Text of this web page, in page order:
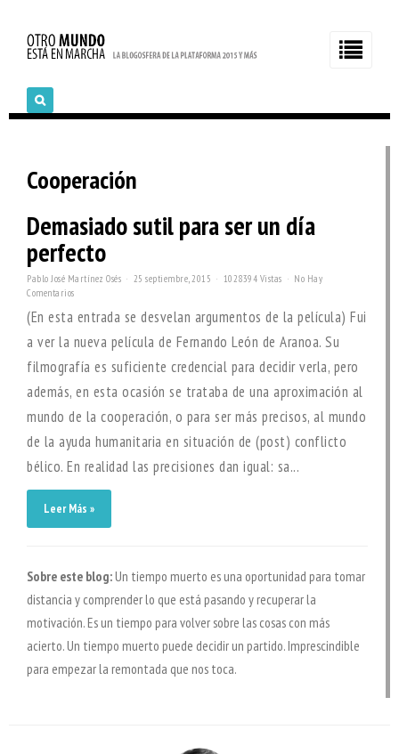
Cooperación
Demasiado sutil para ser un día
perfecto
Pablo José Martínez Osés 25 septiembre, 2015 1028394 Vistas
No Hay
Comentarios
(En esta entrada se desvelan argumentos de la película) Fui
a ver la nueva película de Fernando León de Aranoa. Su
filmografía es suficiente credencial para decidir verla, pero
además, en esta ocasión se trataba de una aproximación al
mundo de la cooperación, o para ser más precisos, al mundo
de la ayuda humanitaria en situación de (post) conflicto
bélico. En realidad las precisiones dan igual: sa...
Leer Más »
Sobre este blog:Un tiempo muerto es una oportunidad para tomar
distancia y comprender lo que está pasando y recuperar la
motivación. Es un tiempo para volver sobre las cosas con más
acierto. Un tiempo muerto puede decidir un partido. Imprescindible
para empezar la remontada que nos toca.